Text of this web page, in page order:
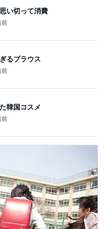
い切って消費
前
るブラウス
前
韓国コスメ
前